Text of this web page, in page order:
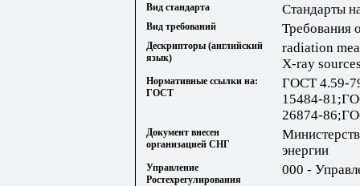
Вид стандарта Стандарты
Вид требований Требования
Дескрипторы (английский
язык)
radiation
X-ray
Нормативные ссылки на:
ГОСТ
ГОСТ 4.59-
15484-
26874-
Документ внесен
организацией СНГ
энергии
Управление
Ростехрегулирования
000 -